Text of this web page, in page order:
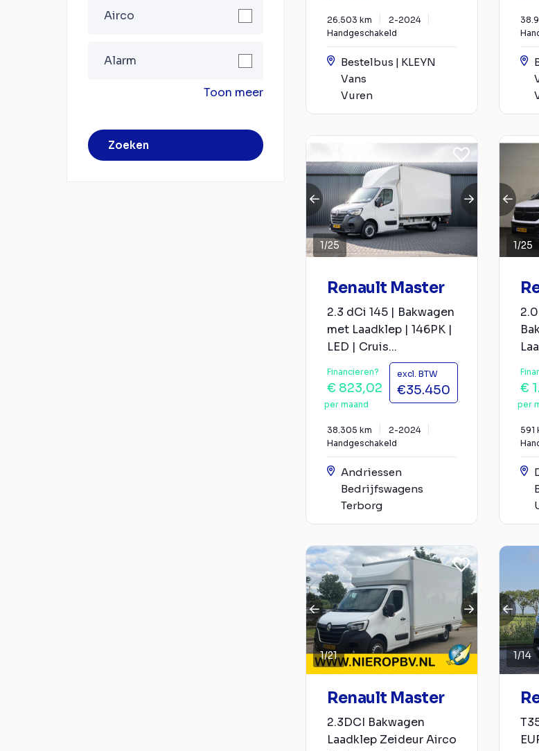
Airco
Alarm
Toon meer
Zoeken
26.503 km
2-2024
Handgeschakeld
Bestelbus | KLEYN
Vans
Vuren
1/25
Renault Master
2.3 dCi 145 | Bakwagen
met Laadklep | 146PK |
LED | Cruis...
Financieren?
€ 823,02
per maand
excl. BTW
€35.450
38.305 km
2-2024
Handgeschakeld
Andriessen
Bedrijfswagens
Terborg
1/25
€
per
591
1/21
Renault Master
2.3DCI Bakwagen
Laadklep Zeideur Airco
1/14